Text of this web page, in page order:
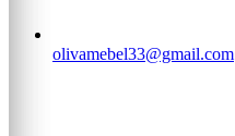
olivamebel33@gmail.com